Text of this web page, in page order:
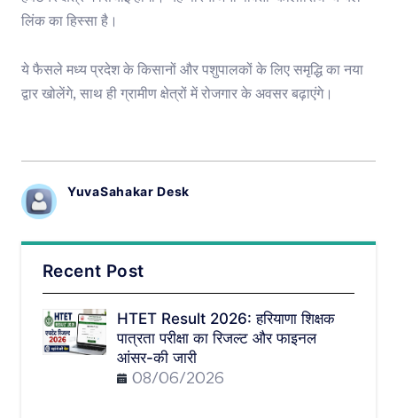
लिंक का हिस्सा है।
ये फैसले मध्य प्रदेश के किसानों और पशुपालकों के लिए समृद्धि का नया
द्वार खोलेंगे, साथ ही ग्रामीण क्षेत्रों में रोजगार के अवसर बढ़ाएंगे।
YuvaSahakar Desk
Recent Post
HTET Result 2026: हरियाणा शिक्षक
पात्रता परीक्षा का रिजल्ट और फाइनल
आंसर-की जारी
08/06/2026